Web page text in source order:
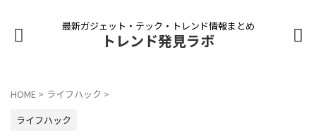
最新ガジェット・テック・トレンド情報まとめ
トレンド発見ラボ
HOME > ライフハック >
ライフハック